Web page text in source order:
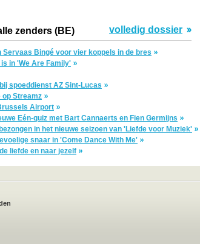
zenders (BE) volledig dossier
Servaas Bingé voor vier koppels in de bres
in 'We Are Family'
spoeddienst AZ Sint-Lucas
op Streamz
Airport
Eén-quiz met Bart Cannaerts en Fien Germijns
in het nieuwe seizoen van 'Liefde voor Muziek'
snaar in 'Come Dance With Me'
liefde en naar jezelf